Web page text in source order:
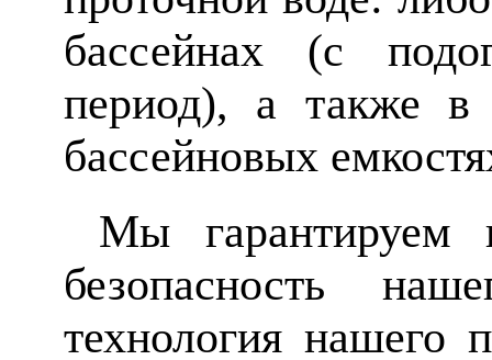
бассейнах (с
период), а также в
бассейновых
Мы гарантируем
безопасность
технология нашего